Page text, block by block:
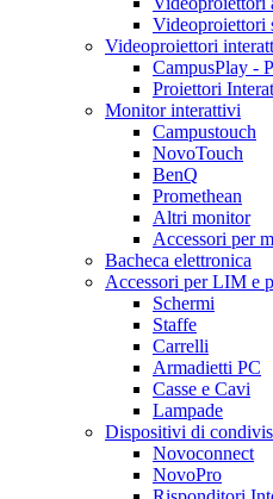
Videoproiettori
Videoproiettori
CampusPlay -
Proiettori
Monitor interattivi
Campustouch
NovoTouch
BenQ
Promethean
Altri monitor
Accessori per
Bacheca elettronica
Accessori per LIM e
Schermi
Staffe
Carrelli
Armadietti PC
Casse e Cavi
Lampade
Dispositivi di
Novoconnect
NovoPro